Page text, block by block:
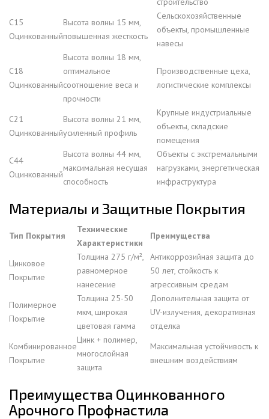
С15
Оцинкованный
Высота волны 15 мм,
повышенная жесткость
Сельскохозяйственные
объекты, промышленные
навесы
С18
Оцинкованный
Высота волны 18 мм,
оптимальное
соотношение веса и
прочности
Производственные цеха,
логистические комплексы
С21
Оцинкованный
Высота волны 21 мм,
усиленный профиль
Крупные индустриальные
объекты, складские
помещения
С44
Оцинкованный
Высота волны 44 мм,
максимальная несущая
способность
Объекты с экстремальными
нагрузками, энергетическая
инфраструктура
Материалы и Защитные Покрытия
Тип Покрытия
Технические
Характеристики
Преимущества
Цинковое
Покрытие
Толщина 275 г/м²,
равномерное
нанесение
Антикоррозийная защита до
50 лет, стойкость к
агрессивным средам
Полимерное
Покрытие
Толщина 25-50
мкм, широкая
цветовая гамма
Дополнительная защита от
UV-излучения, декоративная
отделка
Комбинированное
Покрытие
Цинк + полимер,
многослойная
защита
Максимальная устойчивость к
внешним воздействиям
Преимущества Оцинкованного
Арочного Профнастила